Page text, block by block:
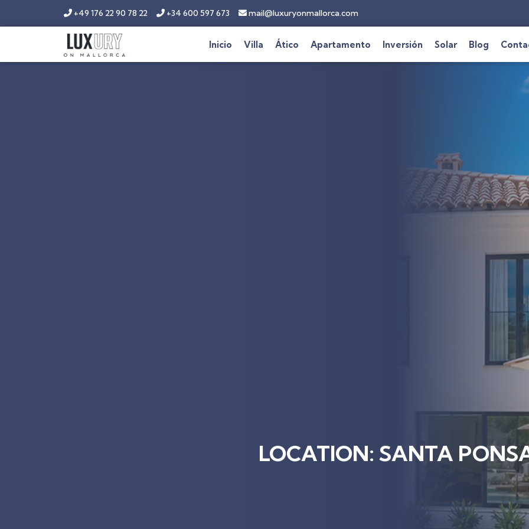
+49 176 22 90 78 22 +34 600 597 673 mail@luxuryonmallorca.com
Inicio Villa Ático Apartamento Inversión Solar Blog
LOCATION: SANTA